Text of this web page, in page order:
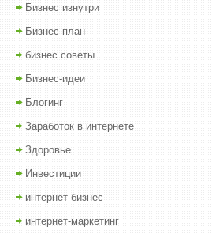
Бизнес изнутри
Бизнес план
бизнес советы
Бизнес-идеи
Блогинг
Заработок в интернете
Здоровье
Инвестиции
интернет-бизнес
интернет-маркетинг